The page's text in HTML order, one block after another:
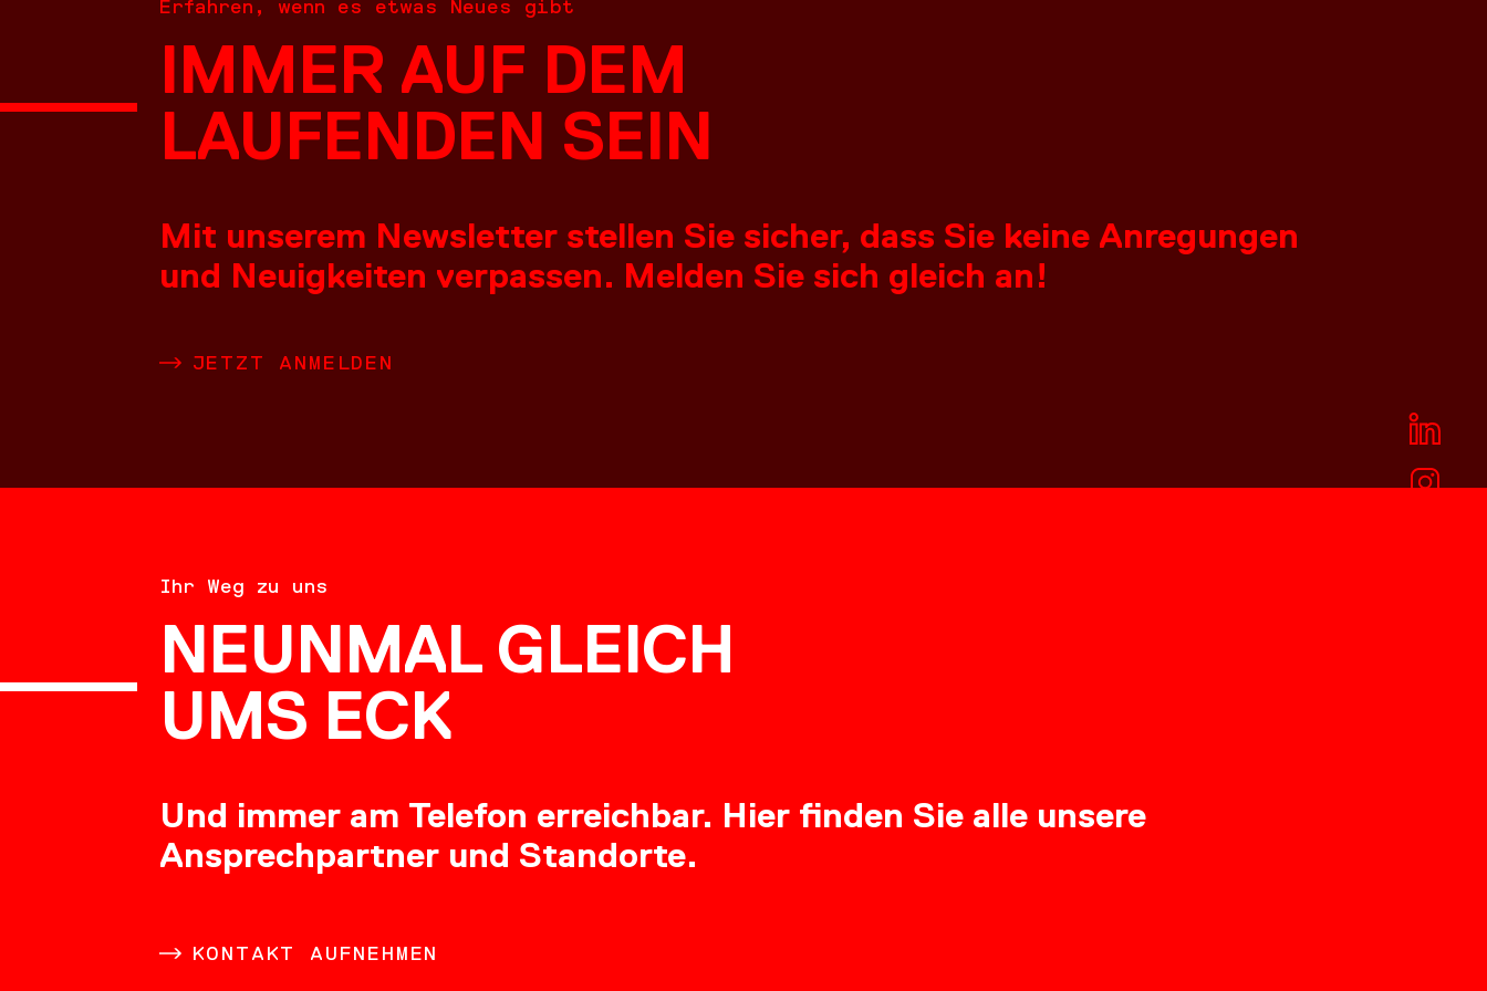
NEUES
LEISTUNGEN
BERATUNG
KARRIERE
DOWNLOADS
Erfahren, wenn es etwas Neues gibt
IMMER AUF DEM
LAUFENDEN SEIN
Mit unserem Newsletter stellen Sie sicher, dass Sie keine Anregungen
und Neuigkeiten verpassen. Melden Sie sich gleich an!
JETZT ANMELDEN
Ihr Weg zu uns
NEUNMAL GLEICH
UMS ECK
Und immer am Telefon erreichbar. Hier finden Sie alle unsere
Ansprechpartner und Standorte.
KONTAKT AUFNEHMEN